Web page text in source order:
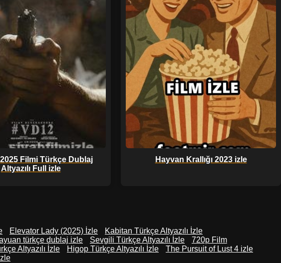
Filmi Türkçe Dublaj
Altyazılı Full izle
Hayvan Krallığı 2023 izle
Elevator Lady (2025) İzle
Kabitan Türkçe Altyazılı İzle
türkçe dublaj izle Sevgili Türkçe Altyazılı İzle
720p Film
Altyazılı İzle Higop Türkçe Altyazılı İzle
The Pursuit of Lust 4 izle